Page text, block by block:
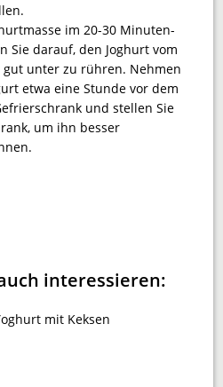
im 20-30 Minuten-
Sie darauf, den Joghurt vom
gut unter zu rühren. Nehmen
etwa eine Stunde vor dem
und stellen Sie
um ihn besser
interessieren:
mit Keksen